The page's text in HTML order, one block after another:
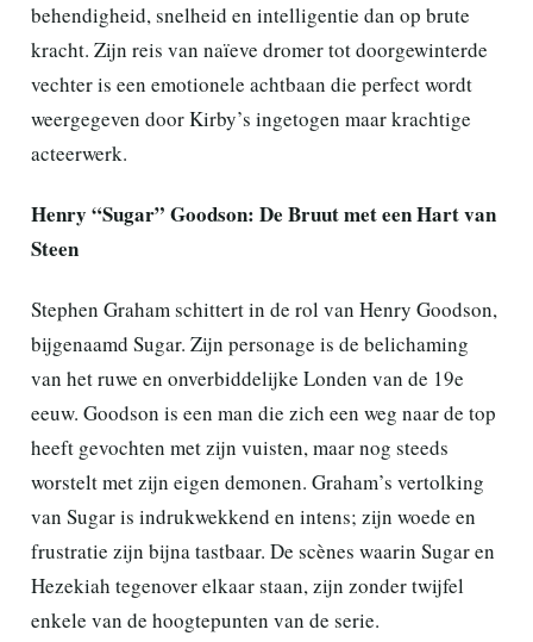
behendigheid, snelheid en intelligentie dan op brute
kracht. Zijn reis van naïeve dromer tot doorgewinterde
vechter is een emotionele achtbaan die perfect wordt
weergegeven door Kirby’s ingetogen maar krachtige
acteerwerk.
Henry “Sugar” Goodson: De Bruut met een Hart van
Steen
Stephen Graham schittert in de rol van Henry Goodson,
bijgenaamd Sugar. Zijn personage is de belichaming
van het ruwe en onverbiddelijke Londen van de 19e
eeuw. Goodson is een man die zich een weg naar de top
heeft gevochten met zijn vuisten, maar nog steeds
worstelt met zijn eigen demonen. Graham’s vertolking
van Sugar is indrukwekkend en intens; zijn woede en
frustratie zijn bijna tastbaar. De scènes waarin Sugar en
Hezekiah tegenover elkaar staan, zijn zonder twijfel
enkele van de hoogtepunten van de serie.